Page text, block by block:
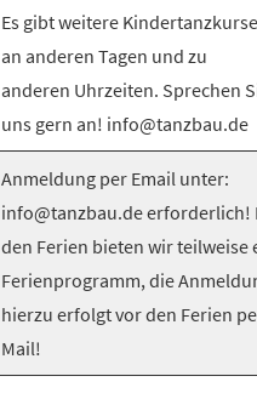
Es gibt weitere Kindertanzkurse
an anderen Tagen und zu
anderen Uhrzeiten. Sprechen
uns gern an! info@tanzbau.de
Anmeldung per Email unter:
info@tanzbau.de erforderlich!
den Ferien bieten wir teilweise
Ferienprogramm, die
hierzu erfolgt vor den Ferien
Mail!